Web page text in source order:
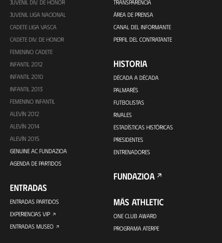
JUVENIL DIV. DE HONOR
JUVENIL LIGA NACIONAL
CADETE LIGA VASCA
CADETE DIV. DE HONOR
FEMENINO CADETE
INFANTIL 2012
INFANTIL 2010
INFANTIL 2013
FEMENINO INFANTIL
ALEVÍN 2012
ALEVÍN 2014
ALEVÍN 2015
GENUINE AC FUNDAZIOA
AGENDA DE PARTIDOS
ENTRADAS
ENTRADAS PARTIDOS
EXPERIENCIAS VIP
ENTRADAS MUSEO
TRANSPARENCIA
ÁREA DE PRENSA
CANAL DEL INFORMANTE
PERFIL DEL CONTRATANTE
HISTORIA
DÉCADA A DÉCADA
PALMARÉS
FUTBOLISTAS
RIVALES
ESTADÍSTICAS HISTÓRICAS
PRESIDENTES
ENTRENADORES
FUNDAZIOA
MÁS ATHLETIC
ONE CLUB AWARD
PROGRAMA ATERPE